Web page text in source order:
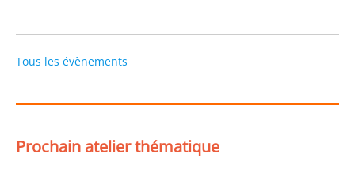
Tous les évènements
Prochain atelier thématique